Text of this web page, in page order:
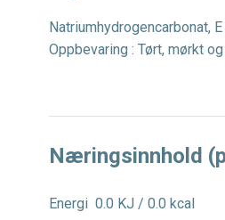
Natriumhydrogencarbonat,
Oppbevaring : Tørt, mørkt
Næringsinnhold
Energi 0.0 KJ / 0.0 kcal